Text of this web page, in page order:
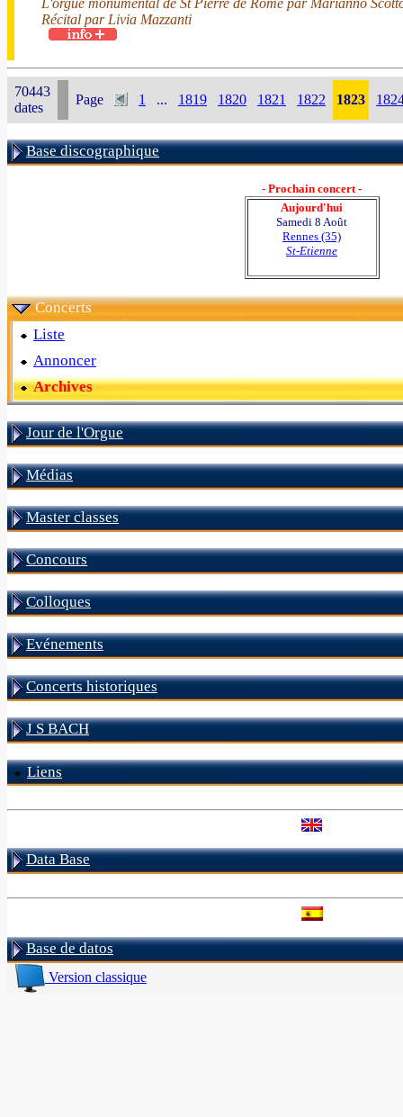
L'orgue monumental de St Pierre de Rome par Marianno
Récital par Livia Mazzanti
70443
dates
Page 1 ... 1819 1820 1821 1822 1823
Base discographique
- Prochain concert -
Aujourd'hui
Samedi 8 Août
Rennes (35)
St-Etienne
Concerts
Liste
Annoncer
Archives
Jour de l'Orgue
Médias
Master classes
Concours
Colloques
Evénements
Concerts historiques
J S BACH
Liens
Data Base
Base de datos
Version classique